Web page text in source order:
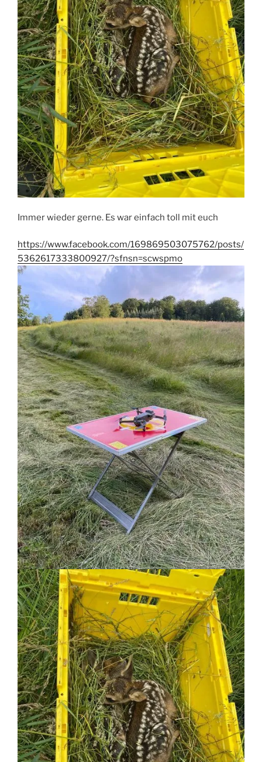
Immer wieder gerne. Es war einfach toll mit euch
https://www.facebook.com/169869503075762/posts/
5362617333800927/?sfnsn=scwspmo